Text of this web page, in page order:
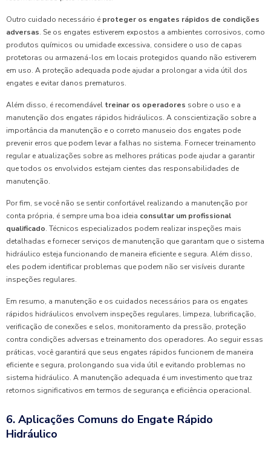
Outro cuidado necessário é proteger os engates rápidos de condições
adversas. Se os engates estiverem expostos a ambientes corrosivos, como
produtos químicos ou umidade excessiva, considere o uso de capas
protetoras ou armazená-los em locais protegidos quando não estiverem
em uso. A proteção adequada pode ajudar a prolongar a vida útil dos
engates e evitar danos prematuros.
Além disso, é recomendável treinar os operadores sobre o uso e a
manutenção dos engates rápidos hidráulicos. A conscientização sobre a
importância da manutenção e o correto manuseio dos engates pode
prevenir erros que podem levar a falhas no sistema. Fornecer treinamento
regular e atualizações sobre as melhores práticas pode ajudar a garantir
que todos os envolvidos estejam cientes das responsabilidades de
manutenção.
Por fim, se você não se sentir confortável realizando a manutenção por
conta própria, é sempre uma boa ideia consultar um profissional
qualificado. Técnicos especializados podem realizar inspeções mais
detalhadas e fornecer serviços de manutenção que garantam que o sistema
hidráulico esteja funcionando de maneira eficiente e segura. Além disso,
eles podem identificar problemas que podem não ser visíveis durante
inspeções regulares.
Em resumo, a manutenção e os cuidados necessários para os engates
rápidos hidráulicos envolvem inspeções regulares, limpeza, lubrificação,
verificação de conexões e selos, monitoramento da pressão, proteção
contra condições adversas e treinamento dos operadores. Ao seguir essas
práticas, você garantirá que seus engates rápidos funcionem de maneira
eficiente e segura, prolongando sua vida útil e evitando problemas no
sistema hidráulico. A manutenção adequada é um investimento que traz
retornos significativos em termos de segurança e eficiência operacional.
6. Aplicações Comuns do Engate Rápido
Hidráulico